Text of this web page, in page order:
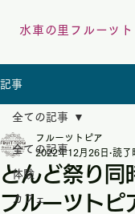
水車の里フルーツト
記事
全ての記事
体験
カフェ
全ての記事
とんど祭り同
フルーツトピ
フルーツトピア
2022年12月26日 読了